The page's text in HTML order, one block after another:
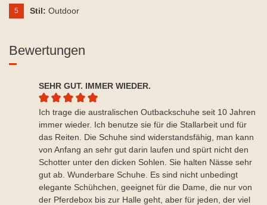
5 Stil: Outdoor
Bewertungen
SEHR GUT. IMMER WIEDER.
Durchschnittliche Bewertung von 5 von 5 Sternen
Ich trage die australischen Outbackschuhe seit 10 Jahren
immer wieder. Ich benutze sie für die Stallarbeit und für
das Reiten. Die Schuhe sind widerstandsfähig, man kann
von Anfang an sehr gut darin laufen und spürt nicht den
Schotter unter den dicken Sohlen. Sie halten Nässe sehr
gut ab. Wunderbare Schuhe. Es sind nicht unbedingt
elegante Schühchen, geeignet für die Dame, die nur von
der Pferdebox bis zur Halle geht, aber für jeden, der viel